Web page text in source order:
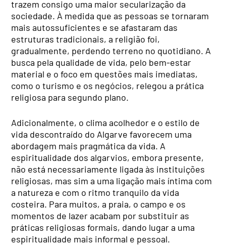
trazem consigo uma maior secularização da
sociedade. À medida que as pessoas se tornaram
mais autossuficientes e se afastaram das
estruturas tradicionais, a religião foi,
gradualmente, perdendo terreno no quotidiano. A
busca pela qualidade de vida, pelo bem-estar
material e o foco em questões mais imediatas,
como o turismo e os negócios, relegou a prática
religiosa para segundo plano.
Adicionalmente, o clima acolhedor e o estilo de
vida descontraído do Algarve favorecem uma
abordagem mais pragmática da vida. A
espiritualidade dos algarvios, embora presente,
não está necessariamente ligada às instituições
religiosas, mas sim a uma ligação mais íntima com
a natureza e com o ritmo tranquilo da vida
costeira. Para muitos, a praia, o campo e os
momentos de lazer acabam por substituir as
práticas religiosas formais, dando lugar a uma
espiritualidade mais informal e pessoal.